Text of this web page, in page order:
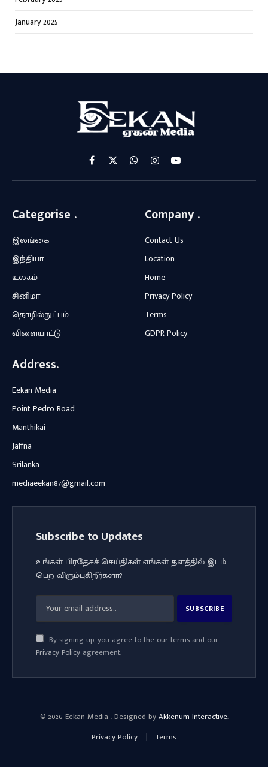
January 2025
Facebook
X
(Twitter)
WhatsAppInstagramYouTube
Categorise .
இலங்கை
இந்தியா
உலகம்
சினிமா
தொழில்நுட்பம்
விளையாட்டு
Company .
Contact Us
Location
Home
Privacy Policy
Terms
GDPR Policy
Address.
Eekan Media
Point Pedro Road
Manthikai
Jaffna
Srilanka
mediaeekan87@gmail.com
Subscribe to Updates
உங்கள் பிரதேசச் செய்திகள் எங்கள் தளத்தில் இடம்
பெற விரும்புகிறீர்களா?
By signing up, you agree to the our terms and our
Privacy Policyagreement.
© 2026 Eekan Media . Designed byAkkenum Interactive.
Privacy Policy
Terms